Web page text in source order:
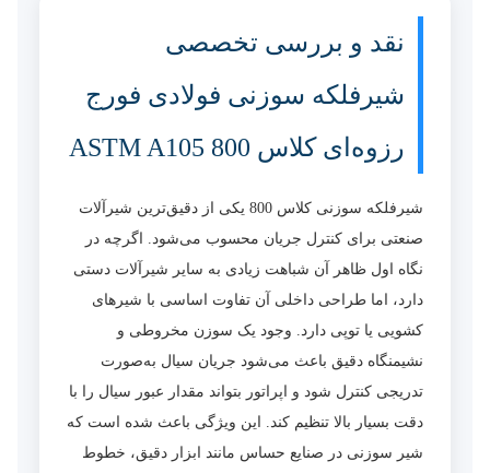
نقد و بررسی تخصصی
شیرفلکه سوزنی فولادی فورج
رزوه‌ای کلاس 800 ASTM A105
شیرفلکه سوزنی کلاس 800 یکی از دقیق‌ترین شیرآلات
صنعتی برای کنترل جریان محسوب می‌شود. اگرچه در
نگاه اول ظاهر آن شباهت زیادی به سایر شیرآلات دستی
دارد، اما طراحی داخلی آن تفاوت اساسی با شیرهای
کشویی یا توپی دارد. وجود یک سوزن مخروطی و
نشیمنگاه دقیق باعث می‌شود جریان سیال به‌صورت
تدریجی کنترل شود و اپراتور بتواند مقدار عبور سیال را با
دقت بسیار بالا تنظیم کند. این ویژگی باعث شده است که
شیر سوزنی در صنایع حساس مانند ابزار دقیق، خطوط